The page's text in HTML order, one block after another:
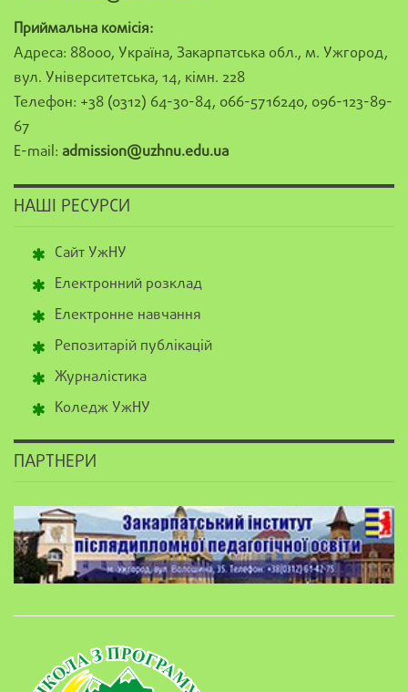
Приймальна комісія:
Адреса: 88000, Україна, Закарпатська обл., м. Ужгород,
вул. Університетська, 14, кімн. 228
Телефон: +38 (0312) 64-30-84, 066-5716240, 096-123-89-
67
E-mail: admission@uzhnu.edu.ua
НАШІ РЕСУРСИ
Сайт УжНУ
Електронний розклад
Електронне навчання
Репозитарій публікацій
Журналістика
Коледж УжНУ
ПАРТНЕРИ